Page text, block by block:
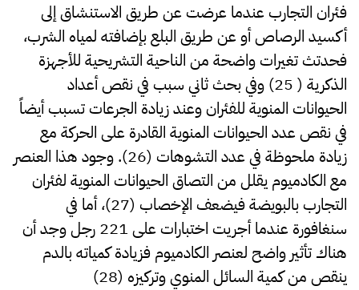
فئران التجارب عندما عرضت عن طريق الاستنشاق إلى
أكسيد الرصاص أو عن طريق البلع بإضافته لمياه الشرب،
فحدتث تغيرات واضحة من الناحية التشريحية للأجهزة
الذكرية ( 25) وفي بحث ثاني سبب في نقص أعداد
الحيوانات المنوية للفئران وعند زيادة الجرعات تسبب أيضاً
في نقص عدد الحيوانات المنوية القادرة على الحركة مع
زيادة ملحوظة في عدد التشوهات (26). وجود هذا العنصر
مع الكادميوم يقلل من التصاق الحيوانات المنوية لفئران
التجارب بالبويضة فيضعف الإخصاب (27)، أما في
سنغافورة عندما أجريت اختبارات على 221 رجل وجد أن
هناك تأثير واضح لعنصر الكادميوم فزيادة كمياته بالدم
ينقص من كمية السائل المنوي وتركيزه (28)